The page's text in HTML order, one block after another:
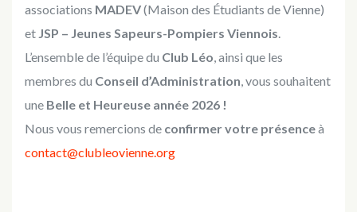
associations MADEV(Maison des Étudiants de Vienne)
et JSP – Jeunes Sapeurs-Pompiers Viennois
L’ensemble de l’équipe du Club Léo , ainsi que les
membres du Conseil d’Administration , vous souhaitent
une Belle et Heureuse année 2026 !
Nous vous remercions de confirmer votre présenceà
contact@clubleovienne.org